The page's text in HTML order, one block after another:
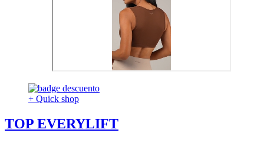
+ Quick shop
TOP EVERYLIFT